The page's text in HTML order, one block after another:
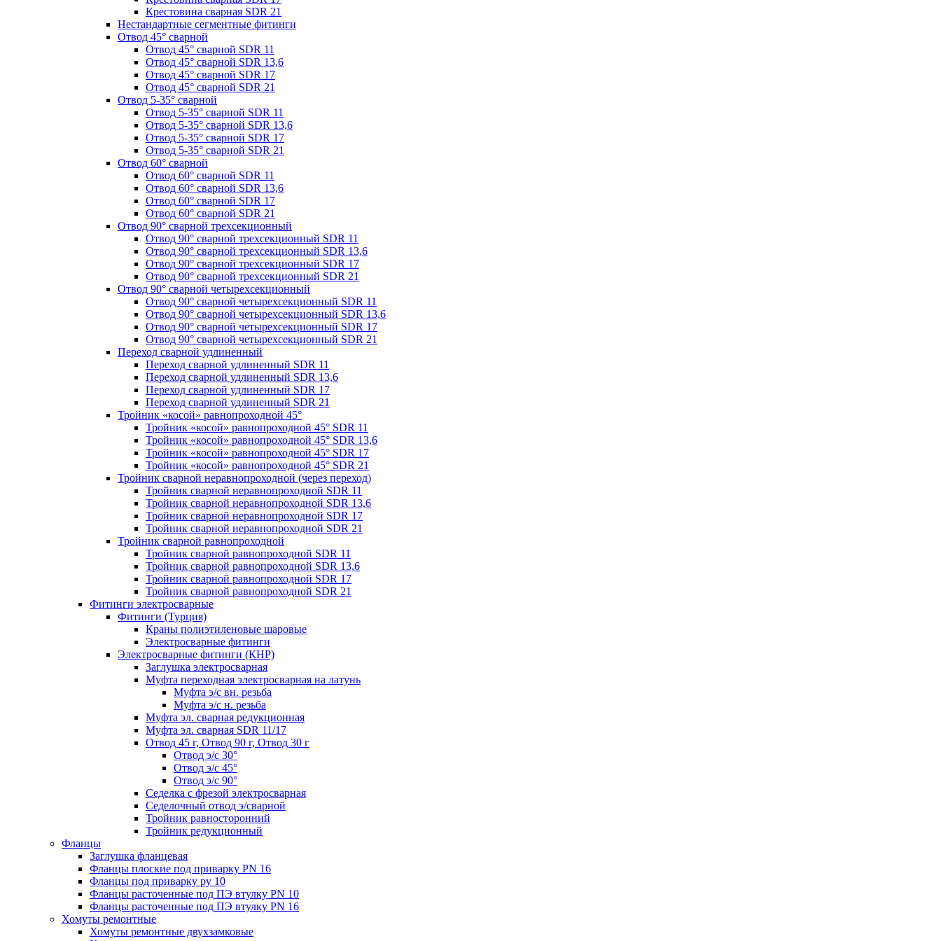
Крестовина сварная SDR 21
Нестандартные сегментные фитинги
Отвод 45° сварной
Отвод 45° сварной SDR 11
Отвод 45° сварной SDR 13,6
Отвод 45° сварной SDR 17
Отвод 45° сварной SDR 21
Отвод 5-35° сварной
Отвод 5-35° сварной SDR 11
Отвод 5-35° сварной SDR 13,6
Отвод 5-35° сварной SDR 17
Отвод 5-35° сварной SDR 21
Отвод 60° сварной
Отвод 60° сварной SDR 11
Отвод 60° сварной SDR 13,6
Отвод 60° сварной SDR 17
Отвод 60° сварной SDR 21
Отвод 90° сварной трехсекционный
Отвод 90° сварной трехсекционный SDR 11
Отвод 90° сварной трехсекционный SDR 13,6
Отвод 90° сварной трехсекционный SDR 17
Отвод 90° сварной трехсекционный SDR 21
Отвод 90° сварной четырехсекционный
Отвод 90° сварной четырехсекционный SDR 11
Отвод 90° сварной четырехсекционный SDR 13,6
Отвод 90° сварной четырехсекционный SDR 17
Отвод 90° сварной четырехсекционный SDR 21
Переход сварной удлиненный
Переход сварной удлиненный SDR 11
Переход сварной удлиненный SDR 13,6
Переход сварной удлиненный SDR 17
Переход сварной удлиненный SDR 21
Тройник «косой» равнопроходной 45°
Тройник «косой» равнопроходной 45° SDR 11
Тройник «косой» равнопроходной 45° SDR 13,6
Тройник «косой» равнопроходной 45° SDR 17
Тройник «косой» равнопроходной 45° SDR 21
Тройник сварной неравнопроходной (через переход)
Тройник сварной неравнопроходной SDR 11
Тройник сварной неравнопроходной SDR 13,6
Тройник сварной неравнопроходной SDR 17
Тройник сварной неравнопроходной SDR 21
Тройник сварной равнопроходной
Тройник сварной равнопроходной SDR 11
Тройник сварной равнопроходной SDR 13,6
Тройник сварной равнопроходной SDR 17
Тройник сварной равнопроходной SDR 21
Фитинги электросварные
Фитинги (Турция)
Краны полиэтиленовые шаровые
Электросварные фитинги
Электросварные фитинги (КНР)
Заглушка электросварная
Муфта переходная электросварная на латунь
Муфта э/с вн. резьба
Муфта э/с н. резьба
Муфта эл. cварная редукционная
Муфта эл. сварная SDR 11/17
Отвод 45 г, Отвод 90 г, Отвод 30 г
Отвод э/с 30°
Отвод э/с 45°
Отвод э/с 90°
Седелка с фрезой электросварная
Седелочный отвод э/сварной
Тройник равносторонний
Тройник редукционный
Фланцы
Заглушка фланцевая
Фланцы плоские под приварку PN 16
Фланцы под приварку ру 10
Фланцы расточенные под ПЭ втулку PN 10
Фланцы расточенные под ПЭ втулку PN 16
Хомуты ремонтные
Хомуты ремонтные двухзамковые